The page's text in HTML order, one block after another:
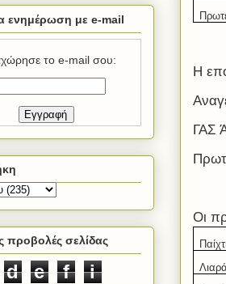
Η
ΓΑΣ
Οι
ενημέρωση με e-mail
το e-mail σου:
προβολές σελίδας
d e f
i